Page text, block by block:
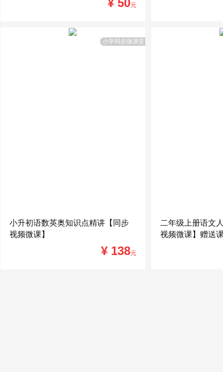
¥ 50元
小学同步微课堂
小升初语数英奥知识点精讲【同步
视频微课】
¥ 138元
二年级上册语文
视频微课】赠送